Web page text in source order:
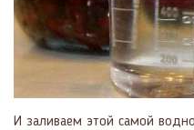
И заливаем этой самой